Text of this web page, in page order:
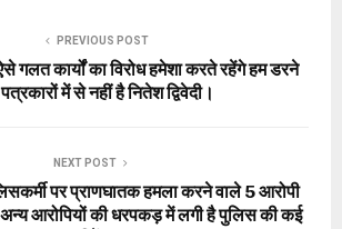
PREVIOUS POST
गलत कार्यों का विरोध हमेशा करते रहेंगे हम डरने
में से नहीं है नितेश द्विवेदी।
NEXT POST
पर प्राणघातक हमला करने वाले 5 आरोपी
अन्य आरोपियों की धरपकड़ में लगी है पुलिस की कई